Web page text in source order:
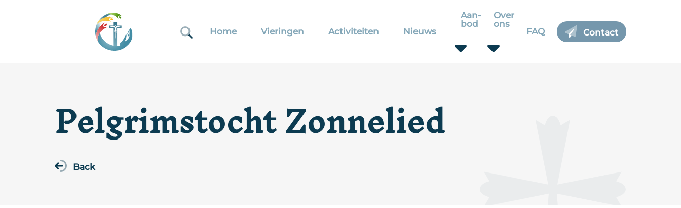
Home Vieringen Activiteiten Nieuws
Aan-
bod
Over
ons
FAQ Contact
Pelgrimstocht Zonnelied
Back